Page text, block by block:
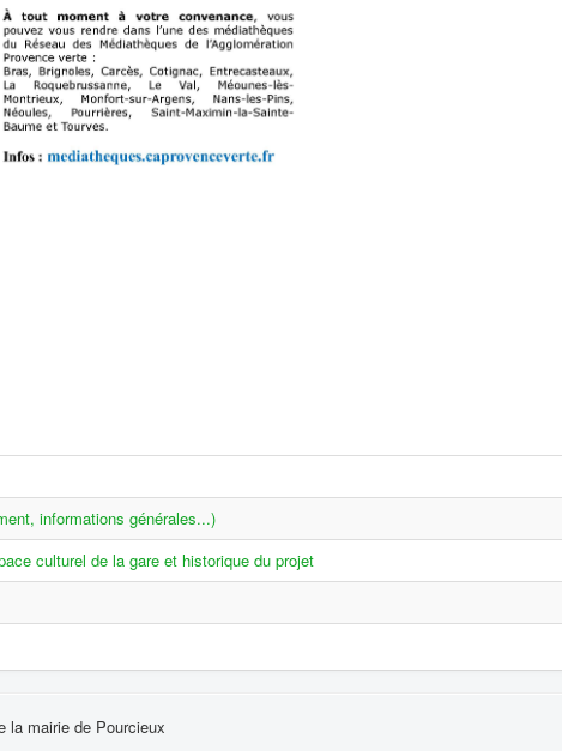
informations générales...)
culturel de la gare et historique du projet
la mairie de Pourcieux